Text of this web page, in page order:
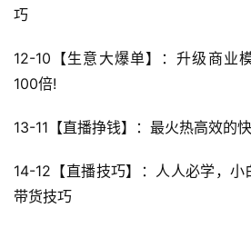
巧
12-10【生意大爆单】：升级商业
100倍!
13-11【直播挣钱】：最火热高效的
14-12【直播技巧】：人人必学，
带货技巧